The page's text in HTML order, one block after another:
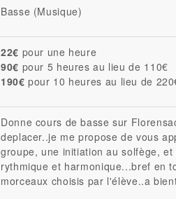
Basse (Musique)
22€ pour une heure
90€ pour 5 heures au lieu de 110€
190€ pour 10 heures au lieu de
Donne cours de basse sur
deplacer..je me propose de vous
groupe, une initiation au solfège,
rythmique et harmonique...bref en
morceaux choisis par l'élève..a